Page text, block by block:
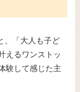
、「大人も子ど
えるワンストッ
験して感じた主